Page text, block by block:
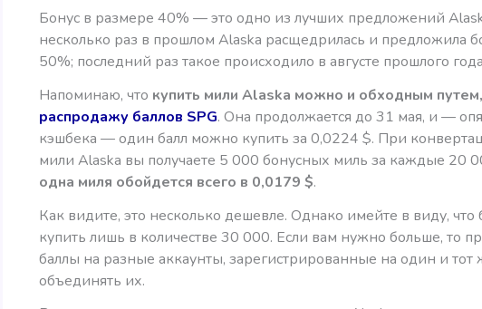
Бонус в размере 40% — это одно из лучших предложений
несколько раз в прошлом Alaska расщедрилась и предложила
50%; последний раз такое происходило в августе прошлого
Напоминаю, что купить мили Alaska можно и обходным
распродажу баллов SPG. Она продолжается до 31 мая, и —
кэшбека — один балл можно купить за 0,0224 $. При
мили Alaska вы получаете 5 000 бонусных миль за каждые 20
одна миля обойдется всего в 0,0179 $.
Как видите, это несколько дешевле. Однако имейте в виду,
купить лишь в количестве 30 000. Если вам нужно больше, то
баллы на разные аккаунты, зарегистрированные на один и тот
объединять их.